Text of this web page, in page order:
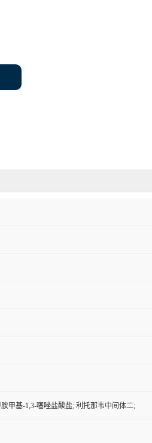
甲基-1,3-噻唑盐酸盐; 利托那韦中间体二;